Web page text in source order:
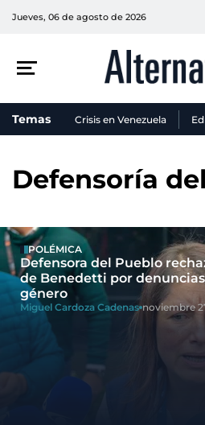
Jueves, 06 de agosto de 2026
Temas Crisis en Venezuela
Defensoría
POLÉMICA
Defensora del Pueblo
de Benedetti por
género
Miguel Cardoza Cadenas noviembre